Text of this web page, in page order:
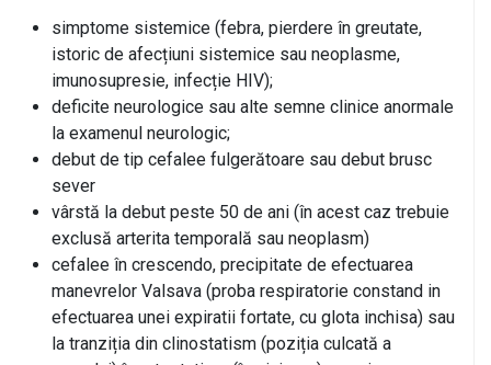
simptome sistemice (febra, pierdere în greutate,
istoric de afecțiuni sistemice sau neoplasme,
imunosupresie, infecție HIV);
deficite neurologice sau alte semne clinice anormale
la examenul neurologic;
debut de tip cefalee fulgerătoare sau debut brusc
sever
vârstă la debut peste 50 de ani (în acest caz trebuie
exclusă arterita temporală sau neoplasm)
cefalee în crescendo, precipitate de efectuarea
manevrelor Valsava (proba respiratorie constand in
efectuarea unei expiratii fortate, cu glota inchisa) sau
la tranziția din clinostatism (poziția culcată a